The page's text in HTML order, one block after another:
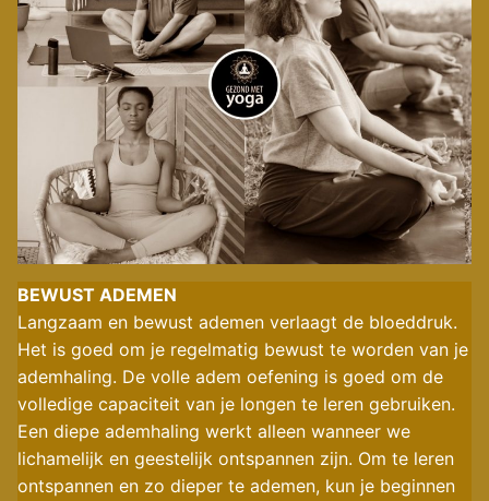
BEWUST ADEMEN
Langzaam en bewust ademen verlaagt de bloeddruk.
Het is goed om je regelmatig bewust te worden van je
ademhaling. De volle adem oefening is goed om de
volledige capaciteit van je longen te leren gebruiken.
Een diepe ademhaling werkt alleen wanneer we
lichamelijk en geestelijk ontspannen zijn. Om te leren
ontspannen en zo dieper te ademen, kun je beginnen